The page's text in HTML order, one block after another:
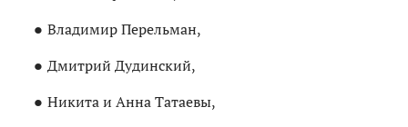
Владимир Перельман,
Дмитрий Дудинский,
Никита и Анна Татаевы,